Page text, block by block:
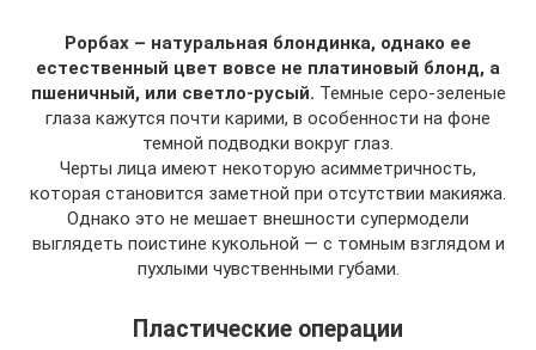
Рорбах – натуральная блондинка, однако ее
естественный цвет вовсе не платиновый блонд, а
пшеничный, или светло-русый. Темные серо-зеленые
глаза кажутся почти карими, в особенности на фоне
темной подводки вокруг глаз.
Черты лица имеют некоторую асимметричность,
которая становится заметной при отсутствии макияжа.
Однако это не мешает внешности супермодели
выглядеть поистине кукольной — с томным взглядом и
пухлыми чувственными губами.
Пластические операции